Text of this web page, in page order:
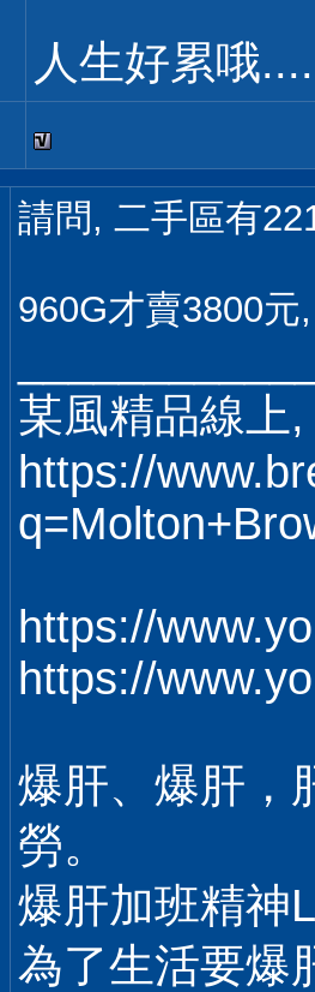
人生好累哦
請問, 二手區有
960G才賣3800
某風精品線上
https://
https://
https://
爆肝、爆肝，
勞。
爆肝加班精神
為了生活要爆